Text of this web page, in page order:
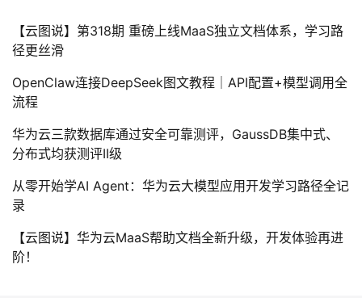
【云图说】第318期 重磅上线MaaS独立文档体系，学习路
径更丝滑
OpenClaw连接DeepSeek图文教程｜API配置+模型调用全
流程
华为云三款数据库通过安全可靠测评，GaussDB集中式、
分布式均获测评II级
从零开始学AI Agent：华为云大模型应用开发学习路径全记
录
【云图说】华为云MaaS帮助文档全新升级，开发体验再进
阶！